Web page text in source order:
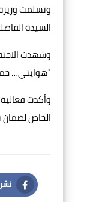
وتسلمت
السيدة
وشهدت
"هوايتي…
وأكدت
الخاص
نشر